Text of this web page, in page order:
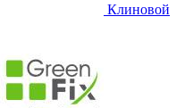
Клиновой